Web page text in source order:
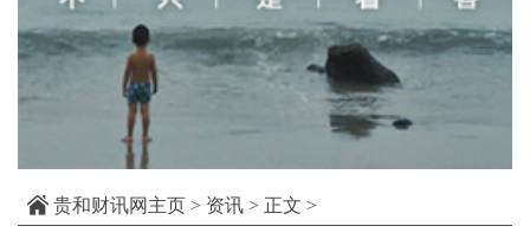
贵和财讯网主页 > 资讯 > 正文 >